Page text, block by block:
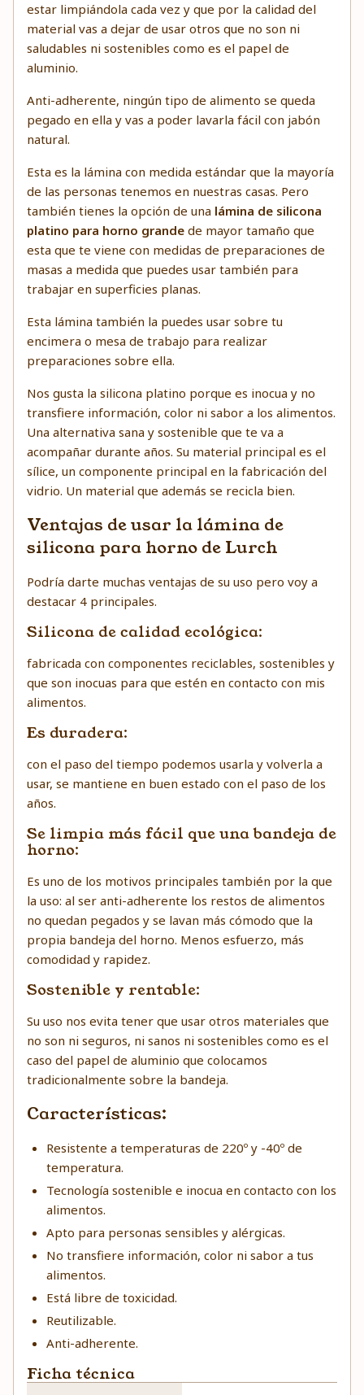
estar limpiándola cada vez y que por la calidad del
material vas a dejar de usar otros que no son ni
saludables ni sostenibles como es el papel de
aluminio.
Anti-adherente, ningún tipo de alimento se queda
pegado en ella y vas a poder lavarla fácil con jabón
natural.
Esta es la lámina con medida estándar que la mayoría
de las personas tenemos en nuestras casas. Pero
también tienes la opción de una lámina de silicona
platino para horno grande de mayor tamaño que
esta que te viene con medidas de preparaciones de
masas a medida que puedes usar también para
trabajar en superficies planas.
Esta lámina también la puedes usar sobre tu
encimera o mesa de trabajo para realizar
preparaciones sobre ella.
Nos gusta la silicona platino porque es inocua y no
transfiere información, color ni sabor a los alimentos.
Una alternativa sana y sostenible que te va a
acompañar durante años. Su material principal es el
sílice, un componente principal en la fabricación del
vidrio. Un material que además se recicla bien.
Ventajas de usar la lámina de
silicona para horno de Lurch
Podría darte muchas ventajas de su uso pero voy a
destacar 4 principales.
Silicona de calidad ecológica:
fabricada con componentes reciclables, sostenibles y
que son inocuas para que estén en contacto con mis
alimentos.
Es duradera:
con el paso del tiempo podemos usarla y volverla a
usar, se mantiene en buen estado con el paso de los
años.
Se limpia más fácil que una bandeja de
horno:
Es uno de los motivos principales también por la que
la uso: al ser anti-adherente los restos de alimentos
no quedan pegados y se lavan más cómodo que la
propia bandeja del horno. Menos esfuerzo, más
comodidad y rapidez.
Sostenible y rentable:
Su uso nos evita tener que usar otros materiales que
no son ni seguros, ni sanos ni sostenibles como es el
caso del papel de aluminio que colocamos
tradicionalmente sobre la bandeja.
Características:
Resistente a temperaturas de 220º y -40º de
temperatura.
Tecnología sostenible e inocua en contacto con los
alimentos.
Apto para personas sensibles y alérgicas.
No transfiere información, color ni sabor a tus
alimentos.
Está libre de toxicidad.
Reutilizable.
Anti-adherente.
Ficha técnica